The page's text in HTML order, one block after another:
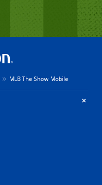
MLB The Show Mobile